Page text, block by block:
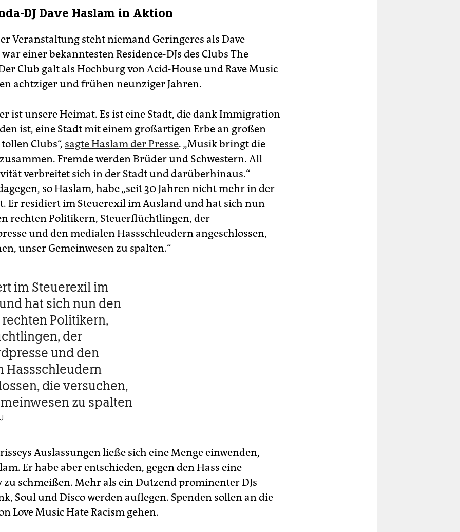
DJ Dave Haslam in Aktion
Veranstaltung steht niemand Geringeres als Dave
einer bekanntesten Residence-DJs des Clubs The
Club galt als Hochburg von Acid-House und Rave Music
achtziger und frühen neunziger Jahren.
ist unsere Heimat. Es ist eine Stadt, die dank Immigration
ist, eine Stadt mit einem großartigen Erbe an großen
Clubs“, sagte Haslam der Presse. „Musik bringt die
Fremde werden Brüder und Schwestern. All
verbreitet sich in der Stadt und darüberhinaus.“
so Haslam, habe „seit 30 Jahren nicht mehr in der
Er residiert im Steuerexil im Ausland und hat sich nun
rechten Politikern, Steuerflüchtlingen, der
und den medialen Hassschleudern angeschlossen,
unser Gemeinwesen zu spalten.“
im Steuerexil im
hat sich nun den
Politikern,
der
und den
Hassschleudern
die versuchen,
zu spalten
Auslassungen ließe sich eine Menge einwenden,
Er habe aber entschieden, gegen den Hass eine
schmeißen. Mehr als ein Dutzend prominenter DJs
Soul und Disco werden auflegen. Spenden sollen an die
Love Music Hate Racism gehen.